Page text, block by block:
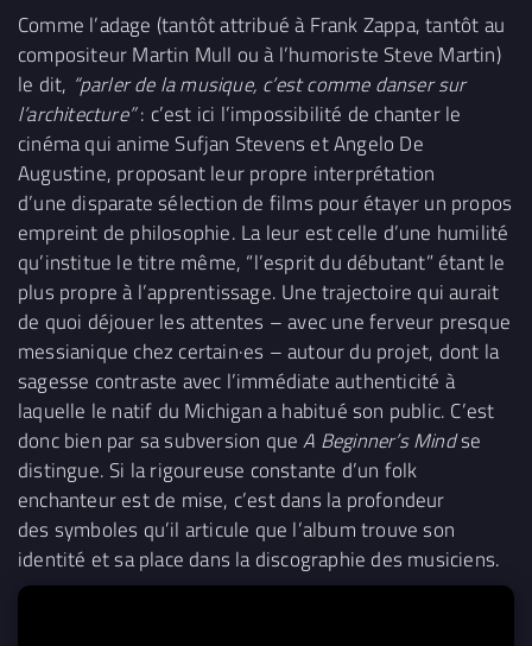
Comme l’adage (tantôt attribué à Frank Zappa, tantôt au
compositeur Martin Mull ou à l’humoriste Steve Martin)
le dit, “parler de la musique, c’est comme danser sur
l’architecture”: c’est ici l’impossibilité de chanter le
cinéma qui anime Sufjan Stevens et Angelo De
Augustine, proposant leur propre interprétation
d’une disparate sélection de films pour étayer un propos
empreint de philosophie. La leur est celle d’une humilité
qu’institue le titre même, “l’esprit du débutant” étant le
plus propre à l’apprentissage. Une trajectoire qui aurait
de quoi déjouer les attentes – avec une ferveur presque
messianique chez certain·es – autour du projet, dont la
sagesse contraste avec l’immédiate authenticité à
laquelle le natif du Michigan a habitué son public. C’est
donc bien par sa subversion queA Beginner’s Mindse
distingue. Si la rigoureuse constante d’un folk
enchanteur est de mise, c’est dans la profondeur
des symboles qu’il articule que l’album trouve son
identité et sa place dans la discographie des musiciens.